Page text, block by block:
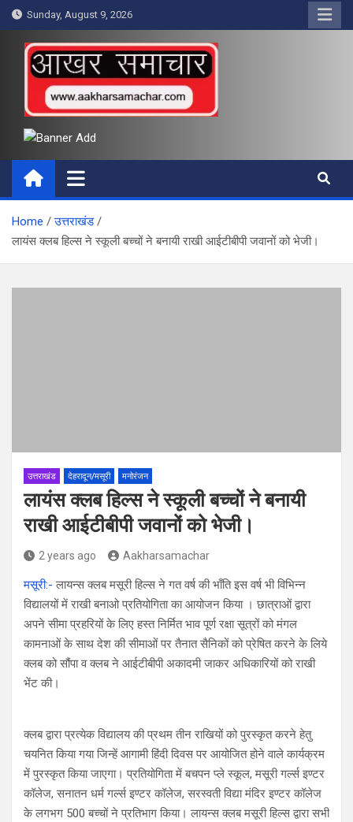
Skip
to
content
Sunday, August 9, 2026
आखर समाचार
Home
उत्तराखंड
लायंस क्लब हिल्स ने स्कूली बच्चों ने बनायी राखी आईटीबीपी जवानों को भेजी।
उत्तराखंड देहरादून/मसूरी मनोरंजन
लायंस क्लब हिल्स ने स्कूली बच्चों ने बनायी
राखी आईटीबीपी जवानों को भेजी।
2 years ago Aakharsamachar
मसूरी:-लायन्स क्लब मसूरी हिल्स ने गत वर्ष की भाँति इस वर्ष भी विभिन्न
विद्यालयों में राखी बनाओ प्रतियोगिता का आयोजन किया । छात्राओं द्वारा
अपने सीमा प्रहरियों के लिए हस्त निर्मित भाव पूर्ण रक्षा सूत्रों को मंगल
कामनाओं के साथ देश की सीमाओं पर तैनात सैनिकों को प्रेषित करने के लिये
क्लब को सौंपा व क्लब ने आईटीबीपी अकादमी जाकर अधिकारियों को राखी
भेंट की।
क्लब द्वारा प्रत्येक विद्यालय की प्रथम तीन राखियों को पुरस्कृत करने हेतु
चयनित किया गया जिन्हें आगामी हिंदी दिवस पर आयोजित होने वाले कार्यक्रम
में पुरस्कृत किया जाएगा। प्रतियोगिता में बचपन प्ले स्कूल, मसूरी गर्ल्स इण्टर
कॉलेज, सनातन धर्म गर्ल्स इण्टर कॉलेज, सरस्वती विद्या मंदिर इण्टर कॉलेज
के लगभग 500 बच्चों ने प्रतिभाग किया। लायन्स क्लब मसूरी हिल्स द्वारा सभी